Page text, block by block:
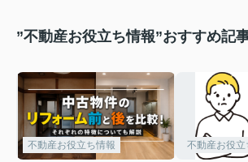
”不動産お役立ち情報”おすすめ記
不動産お役立ち情報 不動産お役立